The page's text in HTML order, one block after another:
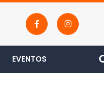
EVENTOS